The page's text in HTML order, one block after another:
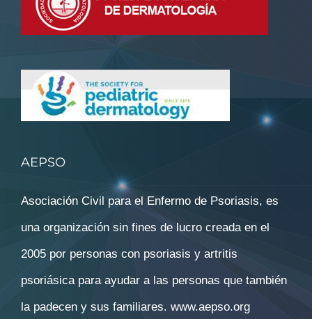
AEPSO
Asociación Civil para el Enfermo de Psoriasis, es
una organización sin fines de lucro creada en el
2005 por personas con psoriasis y artritis
psoriásica para ayudar a las personas que también
la padecen y sus familiares. www.aepso.org